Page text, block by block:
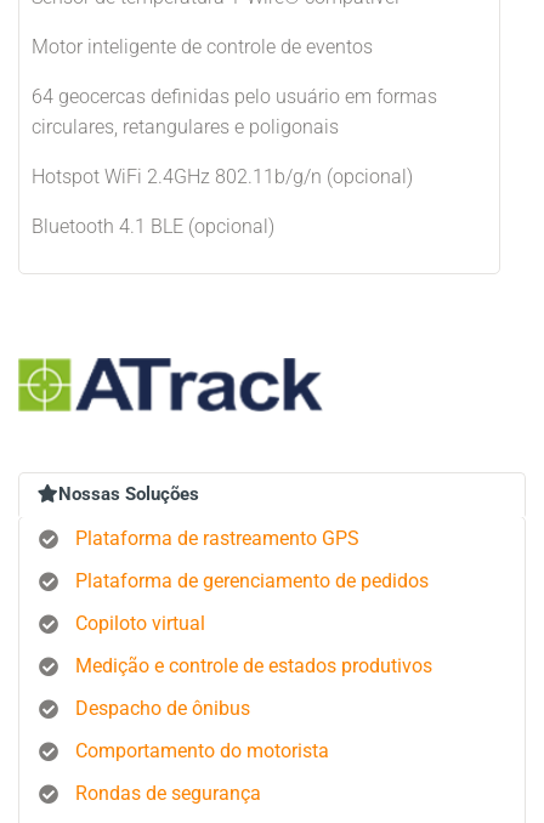
Motor inteligente de controle de eventos
64 geocercas definidas pelo usuário em formas
circulares, retangulares e poligonais
Hotspot WiFi 2.4GHz 802.11b/g/n (opcional)
Bluetooth 4.1 BLE (opcional)
Nossas Soluções
Plataforma de rastreamento GPS
Plataforma de gerenciamento de pedidos
Copiloto virtual
Medição e controle de estados produtivos
Despacho de ônibus
Comportamento do motorista
Rondas de segurança